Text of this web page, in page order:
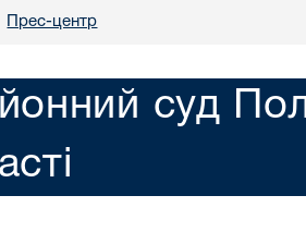
Прес-центр
суд